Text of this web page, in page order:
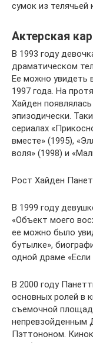
сумок из телячьей
Актерская
В 1993 году
драматическом
Ее можно увидеть
1997 года. На
Хайден
эпизодически.
сериалах
вместе» (1995),
воля» (1998) и
Рост Хайден
В 1999 году
«Объект моего
ее можно было
бутылке»,
одной драме
В 2000 году
основных ролей в
съемочной
непревзойденным
Пэттононом.